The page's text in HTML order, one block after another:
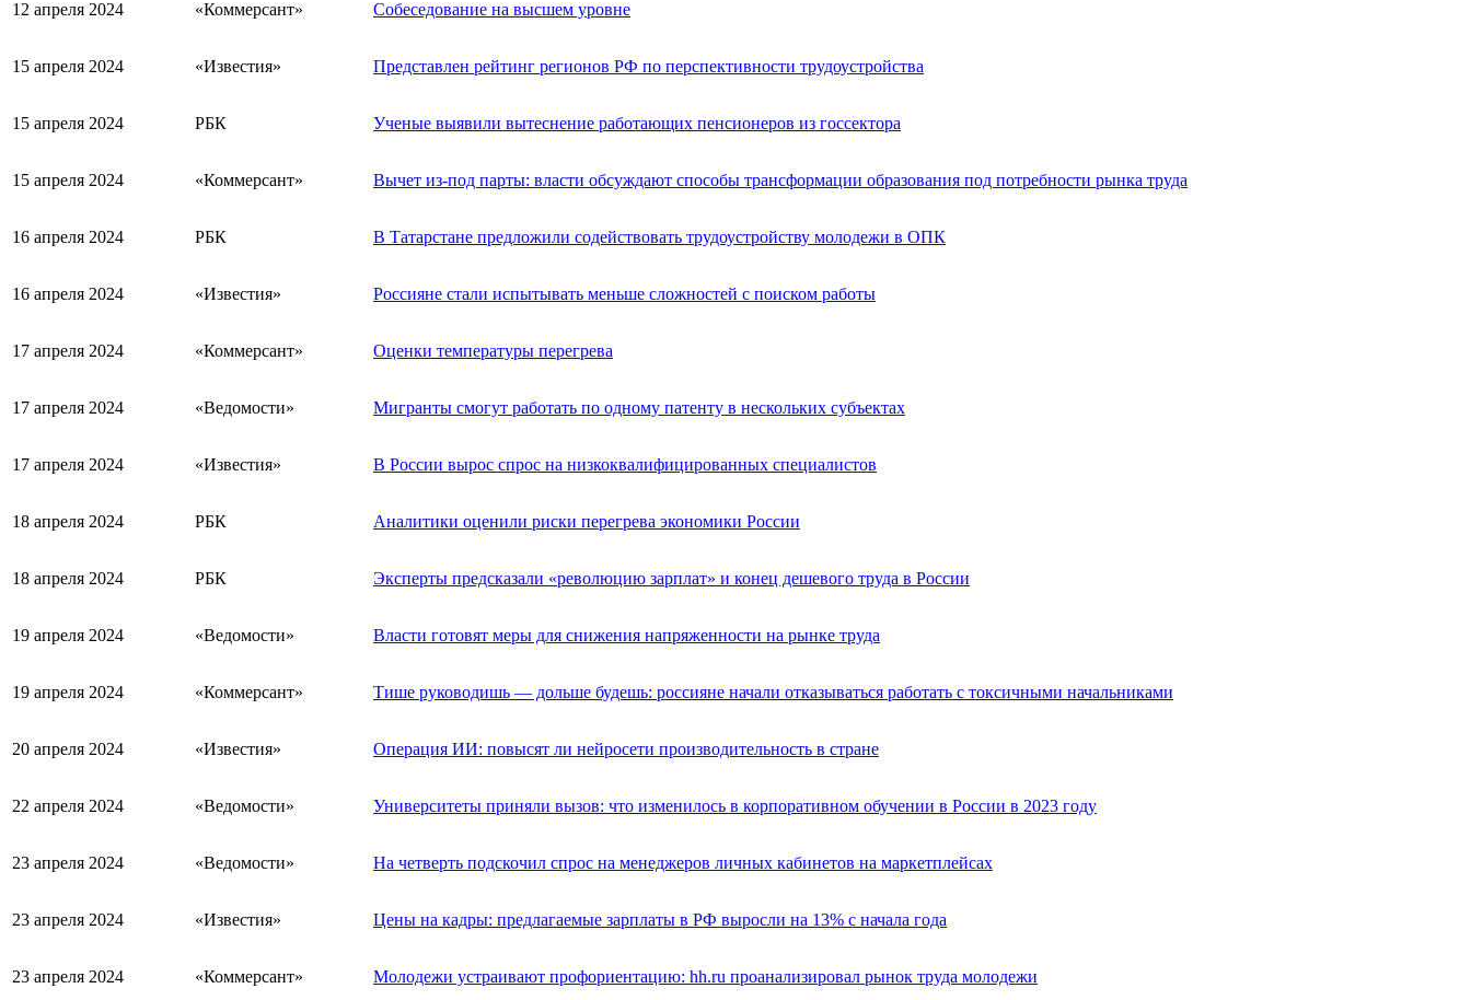
12 апреля 2024 «Коммерсант» Собеседование на высшем уровне
15 апреля 2024 «Известия» Представлен рейтинг регионов РФ по перспективности трудоустройства
15 апреля 2024 РБК Ученые выявили вытеснение работающих пенсионеров из госсектора
15 апреля 2024 «Коммерсант» Вычет из-под парты: власти обсуждают способы трансформации образования под потребности рынка труда
16 апреля 2024 РБК В Татарстане предложили содействовать трудоустройству молодежи в ОПК
16 апреля 2024 «Известия» Россияне стали испытывать меньше сложностей с поиском работы
17 апреля 2024 «Коммерсант» Оценки температуры перегрева
17 апреля 2024 «Ведомости» Мигранты смогут работать по одному патенту в нескольких субъектах
17 апреля 2024 «Известия» В России вырос спрос на низкоквалифицированных специалистов
18 апреля 2024 РБК Аналитики оценили риски перегрева экономики России
18 апреля 2024 РБК Эксперты предсказали «революцию зарплат» и конец дешевого труда в России
19 апреля 2024 «Ведомости» Власти готовят меры для снижения напряженности на рынке труда
19 апреля 2024 «Коммерсант» Тише руководишь — дольше будешь: россияне начали отказываться работать с токсичными начальниками
20 апреля 2024 «Известия» Операция ИИ: повысят ли нейросети производительность в стране
22 апреля 2024 «Ведомости» Университеты приняли вызов: что изменилось в корпоративном обучении в России в 2023 году
23 апреля 2024 «Ведомости» На четверть подскочил спрос на менеджеров личных кабинетов на маркетплейсах
23 апреля 2024 «Известия» Цены на кадры: предлагаемые зарплаты в РФ выросли на 13% с начала года
23 апреля 2024 «Коммерсант» Молодежи устраивают профориентацию: hh.ru проанализировал рынок труда молодежи